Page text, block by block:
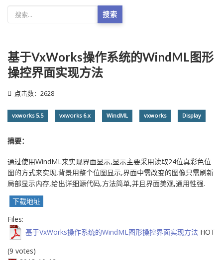
搜索
基于VxWorks操作系统的WindML图形
操控界面实现方法
点击数：2628
vxworks 5.5 vxworks 6.x WindML vxworks Display
摘要：
通过使用WindML来实现界面显示,显示主要采用读取24位真彩色位
图的方式来实现,背景用整个位图显示,界面中需改变的图像只需刷新
局部显示内存,给出详细源代码,方法简单,并且界面美观,通用性强.
下载地址
Files:
基于VxWorks操作系统的WindML图形操控界面实现方法 HOT
(9 votes)